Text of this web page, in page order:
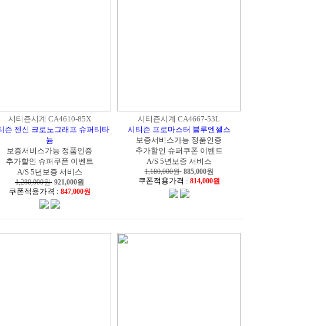
시티즌시계 CA4610-85X
즌 젠신 크로노그래프 슈퍼티타
늄
보증서비스가능 정품인증
추가할인 슈퍼쿠폰 이벤트
A/S 5년보증 서비스
1,280,000원 921,000원
쿠폰적용가격 : 847,000원
시티즌시계 CA4667-53L
시티즌 프로마스터 블루엔젤스
보증서비스가능 정품인증
추가할인 슈퍼쿠폰 이벤트
A/S 5년보증 서비스
1,180,000원 885,000원
쿠폰적용가격 : 814,000원